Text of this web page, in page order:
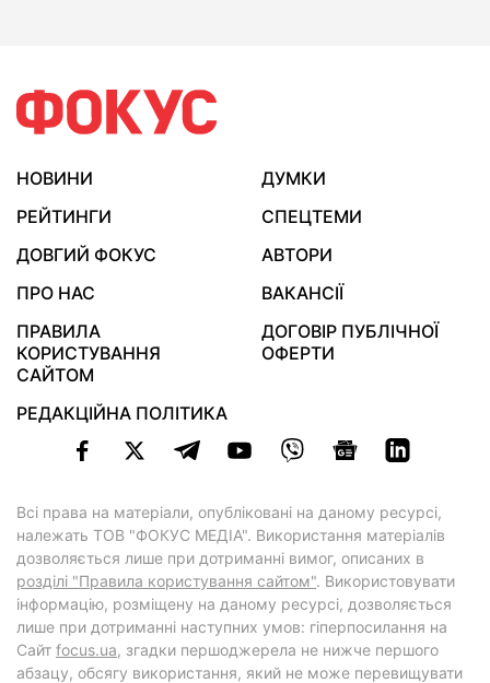
НОВИНИ
ДУМКИ
РЕЙТИНГИ
СПЕЦТЕМИ
ДОВГИЙ ФОКУС
АВТОРИ
ПРО НАС
ВАКАНСІЇ
ПРАВИЛА
КОРИСТУВАННЯ
САЙТОМ
ДОГОВІР ПУБЛІЧНОЇ
ОФЕРТИ
РЕДАКЦІЙНА ПОЛІТИКА
Всі права на матеріали, опубліковані на даному ресурсі,
належать ТОВ "ФОКУС МЕДІА". Використання матеріалів
дозволяється лише при дотриманні вимог, описаних в
розділі "Правила користування сайтом". Використовувати
інформацію, розміщену на даному ресурсі, дозволяється
лише при дотриманні наступних умов: гіперпосилання на
Cайт focus.ua, згадки першоджерела не нижче першого
абзацу, обсягу використання, який не може перевищувати